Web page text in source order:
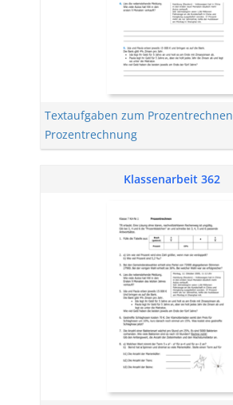
Textaufgaben zum Prozentrechnen
Prozentrechnung
Klassenarbeit 362